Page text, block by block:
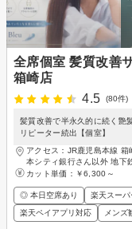
全席個室 髪質改善
箱崎店
4.5
(80件)
髪質改善で半永久的に続く艶
リピーター続出【個室】
アクセス：JR鹿児島本線
本シティ銀行さん以外 地
カット単価： ￥6,300～
◎ 本日空席あり 楽天スー
楽天ペイアプリ対応
メンズ